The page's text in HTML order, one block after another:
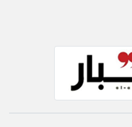
تغيير الدولة
مصادر الأخبار من مصر
klyoum.com